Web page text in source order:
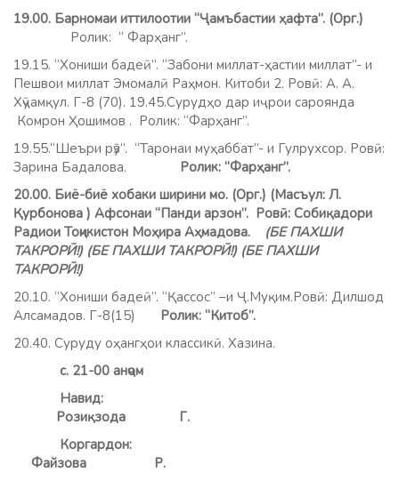
19.00. Барномаи иттилоотии “Ҷамъбастии ҳафта”. (Орг.)
Ролик: “ Фарҳанг”.
19.15. “Хониши бадеӣ”. “Забони миллат-ҳастии миллат”- и
Пешвои миллат Эмомалӣ Раҳмон. Китоби 2. Ровӣ: А. А.
Хӯҷамқул. Г-8 (70). 19.45.Сурудҳо дар иҷрои сароянда
Комрон Ҳошимов . Ролик: “Фарҳанг”.
19.55.“Шеъри рӯз”. “Таронаи муҳаббат”- и Гулрухсор. Ровӣ:
Зарина Бадалова. Ролик: “Фарҳанг”.
20.00. Биё-биё хобаки ширини мо. (Орг.) (Масъул: Л.
Қурбонова ) Афсонаи “Панди арзон”. Ровӣ: Собиқадори
Радиои Тоҷикистон Моҳира Аҳмадова.
(БЕ ПАХШИ
ТАКРОРӢ!) (БЕ ПАХШИ ТАКРОРӢ!) (БЕ ПАХШИ
ТАКРОРӢ!)
20.10. “Хониши бадеӣ”. “Қассос” –и Ҷ.Муқим.Ровӣ: Дилшод
Алсамадов. Г-8(15)
Ролик: “Китоб”.
20.40. Суруду оҳангҳои классикӣ. Хазина.
с. 21-00 анҷом
Навид:
Розиқзода Г.
Коргардон:
Файзова Р.